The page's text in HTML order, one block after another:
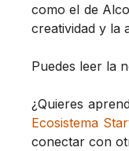
como el de
creatividad y la
Puedes leer la
¿Quieres
Ecosistema
conectar con